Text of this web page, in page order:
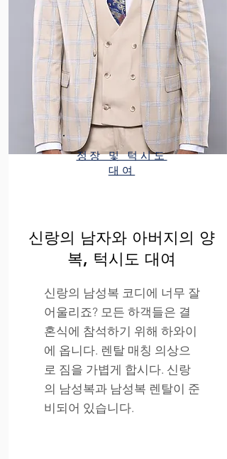
정장 및 턱시도
대여
신랑의 남자와 아버지의 양
복, 턱시도 대여
신랑의 남성복 코디에 너무 잘
어울리죠? 모든 하객들은 결
혼식에 참석하기 위해 하와이
에 옵니다. 렌탈 매칭 의상으
로 짐을 가볍게 합시다. 신랑
의 남성복과 남성복 렌탈이 준
비되어 있습니다.